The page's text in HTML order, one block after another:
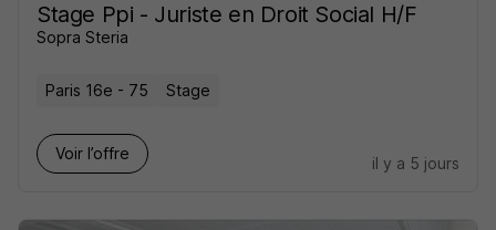
Stage Ppi - Juriste en Droit Social H/F
Sopra Steria
Paris 16e - 75 Stage
Voir l’offre
il y a 5 jours